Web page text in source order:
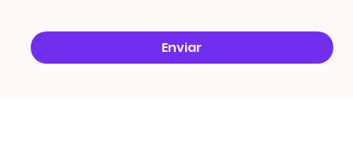
Enviar